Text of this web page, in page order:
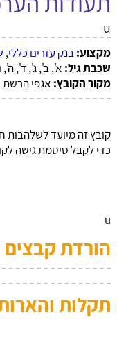
u
מקצוע:בנק עזרים כללי,
שכבת גיל: א', ב', ג', ד', ה',
מקור הקובץ: אגפי הרשת
קובץ זה מיועד לשלהבות
כדי לקבל סיסמת גישה
u
הורדת קבצים
תקלות